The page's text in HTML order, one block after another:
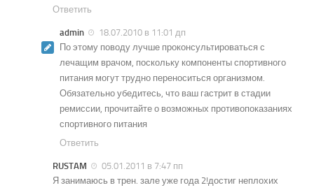
Ответить
admin
18.07.2010 в 11:01 дп
По этому поводу лучше проконсультироваться с
лечащим врачом, поскольку компоненты спортивного
питания могут трудно переноситься организмом.
Обязательно убедитесь, что ваш гастрит в стадии
ремиссии, прочитайте о возможных противопоказаниях
спортивного питания
Ответить
RUSTAM
05.01.2011 в 7:47 пп
Я занимаюсь в трен. зале уже года 2!достиг неплохих